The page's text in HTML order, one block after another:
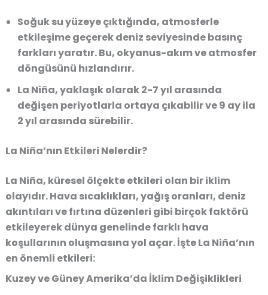
Soğuk su yüzeye çıktığında, atmosferle
etkileşime geçerek deniz seviyesinde basınç
farkları yaratır. Bu, okyanus-akım ve atmosfer
döngüsünü hızlandırır.
La Niña, yaklaşık olarak 2-7 yıl arasında
değişen periyotlarla ortaya çıkabilir ve 9 ay ila
2 yıl arasında sürebilir.
La Niña’nın Etkileri Nelerdir?
La Niña, küresel ölçekte etkileri olan bir iklim
olayıdır. Hava sıcaklıkları, yağış oranları, deniz
akıntıları ve fırtına düzenleri gibi birçok faktörü
etkileyerek dünya genelinde farklı hava
koşullarının oluşmasına yol açar. İşte La Niña’nın
en önemli etkileri:
Kuzey ve Güney Amerika’da İklim Değişiklikleri